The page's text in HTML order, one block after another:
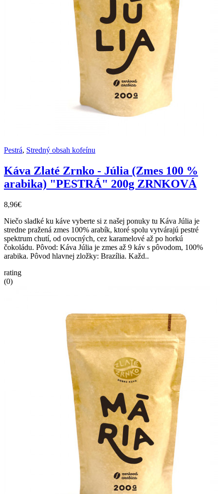
Pestrá, Stredný obsah kofeínu
Káva Zlaté Zrnko - Júlia (Zmes 100 %
arabika) "PESTRÁ" 200g ZRNKOVÁ
8,96€
Niečo sladké ku káve vyberte si z našej ponuky tu Káva Júlia je
stredne pražená zmes 100% arabík, ktoré spolu vytvárajú pestré
spektrum chutí, od ovocných, cez karamelové až po horkú
čokoládu. Pôvod: Káva Júlia je zmes až 9 káv s pôvodom, 100%
arabika. Pôvod hlavnej zložky: Brazília. Každ..
rating
(0)